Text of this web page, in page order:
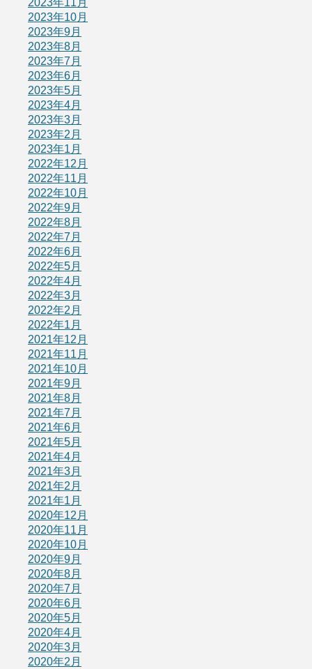
2023年10月
2023年9月
2023年8月
2023年7月
2023年6月
2023年5月
2023年4月
2023年3月
2023年2月
2023年1月
2022年12月
2022年11月
2022年10月
2022年9月
2022年8月
2022年7月
2022年6月
2022年5月
2022年4月
2022年3月
2022年2月
2022年1月
2021年12月
2021年11月
2021年10月
2021年9月
2021年8月
2021年7月
2021年6月
2021年5月
2021年4月
2021年3月
2021年2月
2021年1月
2020年12月
2020年11月
2020年10月
2020年9月
2020年8月
2020年7月
2020年6月
2020年5月
2020年4月
2020年3月
2020年2月